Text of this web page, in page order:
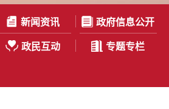
新闻资讯 政府信息公开
政民互动 专题专栏